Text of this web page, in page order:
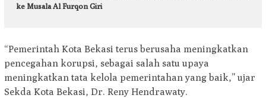
ke Musala Al Furqon Giri
“Pemerintah Kota Bekasi terus berusaha meningkatkan
pencegahan korupsi, sebagai salah satu upaya
meningkatkan tata kelola pemerintahan yang baik,” ujar
Sekda Kota Bekasi, Dr. Reny Hendrawaty.